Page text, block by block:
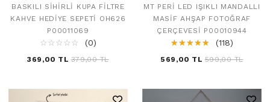
BASKILI SIHIRLI KUPA FILTRE
KAHVE HEDIYE SEPETI OH626
P00011069
☆ ☆ ☆ ☆ ☆
★ ★ ★ ★ ★ (0)
369,00 TL 379,00 TL
MT PERI LED IŞIKLI MANDALLI
MASIF AHŞAP FOTOĞRAF
ÇERÇEVESI P00010944
☆☆☆☆☆
★★★★★ (118)
569,00 TL 599,00 TL